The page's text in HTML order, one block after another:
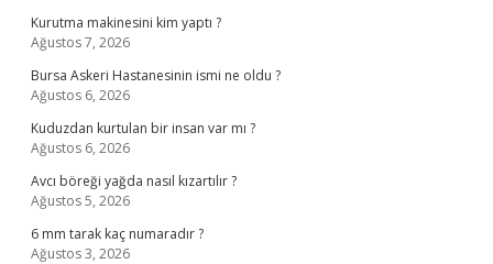
Kurutma makinesini kim yaptı ?
Ağustos 7, 2026
Bursa Askeri Hastanesinin ismi ne oldu ?
Ağustos 6, 2026
Kuduzdan kurtulan bir insan var mı ?
Ağustos 6, 2026
Avcı böreği yağda nasıl kızartılır ?
Ağustos 5, 2026
6 mm tarak kaç numaradır ?
Ağustos 3, 2026